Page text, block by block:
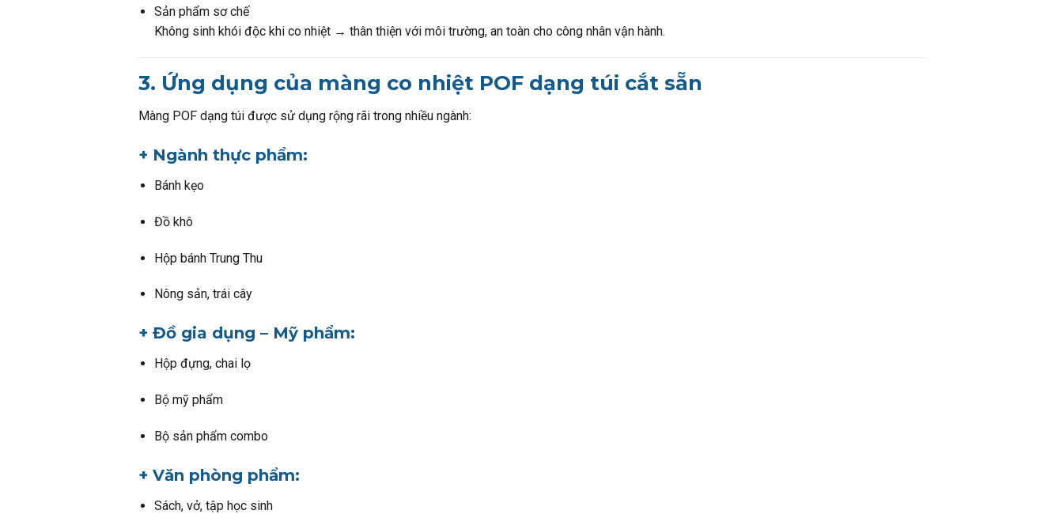
Sản phẩm sơ chế
Không sinh khói độc khi co nhiệt → thân thiện với môi trường, an toàn cho công nhân vận hành.
3. Ứng dụng của màng co nhiệt POF dạng túi cắt sẵn
Màng POF dạng túi được sử dụng rộng rãi trong nhiều ngành:
+ Ngành thực phẩm:
Bánh kẹo
Đồ khô
Hộp bánh Trung Thu
Nông sản, trái cây
+ Đồ gia dụng – Mỹ phẩm:
Hộp đựng, chai lọ
Bộ mỹ phẩm
Bộ sản phẩm combo
+ Văn phòng phẩm:
Sách, vở, tập học sinh